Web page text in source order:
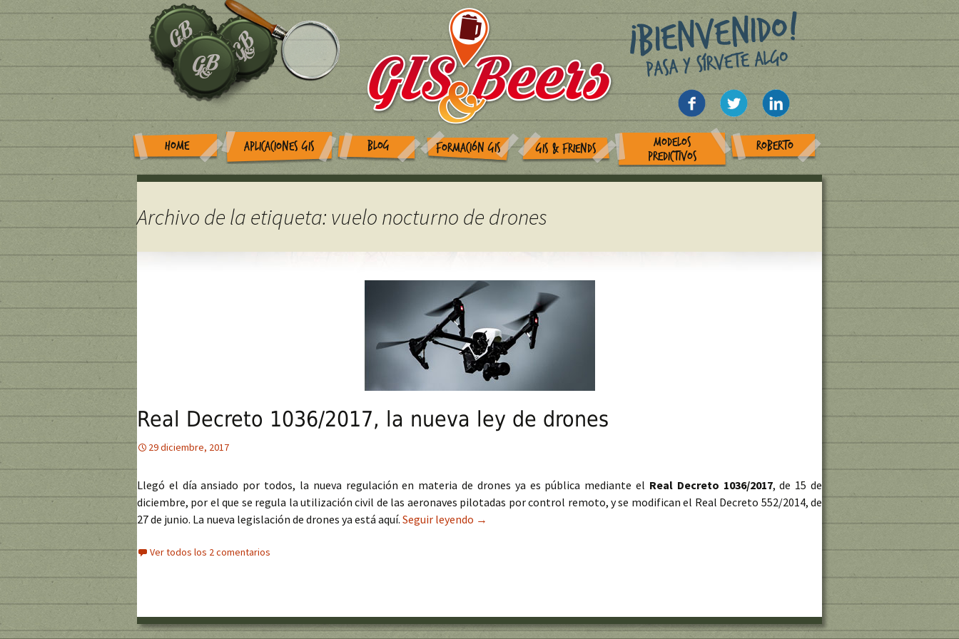
HOME APLICACIONES GIS BLOG FORMACIÓN GIS GIS & FRIENDS
MODELOS
PREDICTIVOS
ROBERTO
Archivo de la etiqueta: vuelo nocturno de drones
Real Decreto 1036/2017, la nueva ley de drones
29 diciembre, 2017
Llegó el día ansiado por todos, la nueva regulación en materia de drones ya es pública mediante el Real Decreto 1036/2017, de 15 de
diciembre, por el que se regula la utilización civil de las aeronaves pilotadas por control remoto, y se modifican el Real Decreto 552/2014, de
27 de junio. La nueva legislación de drones ya está aquí. Seguir leyendo Real Decreto 1036/2017, la nueva ley de drones
→
Ver todos los 2 comentarios